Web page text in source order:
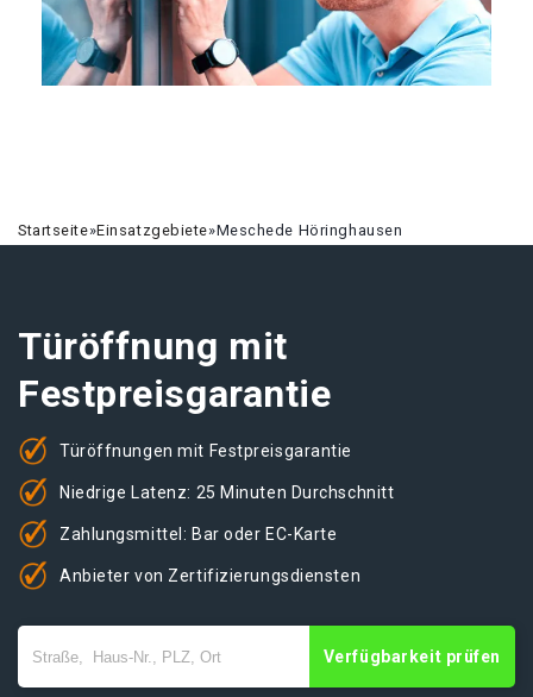
Startseite»Einsatzgebiete»Meschede Höringhausen
Türöffnung mit
Festpreisgarantie
Türöffnungen mit Festpreisgarantie
Niedrige Latenz: 25 Minuten Durchschnitt
Zahlungsmittel: Bar oder EC-Karte
Anbieter von Zertifizierungsdiensten
Verfügbarkeit prüfen